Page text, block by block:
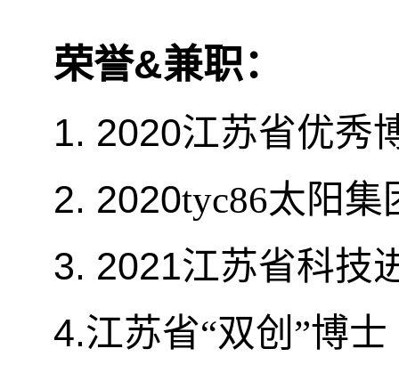
荣誉&兼职：
1. 2020江苏省优秀
2. 2020tyc86太阳集
3. 2021江苏省科技
4.江苏省“双创”博士